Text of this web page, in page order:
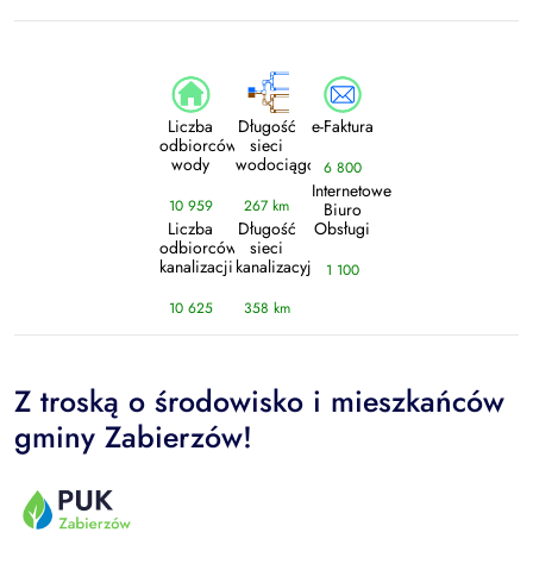
Liczba
odbiorców
wody
10 959
Liczba
odbiorców
kanalizacji
10 625
Długość
sieci
wodociągowej
267 km
Długość
sieci
kanalizacyjnej
358 km
e-Faktura
6 800
Internetowe
Biuro
Obsługi
1 100
Z troską o środowisko i mieszkańców
gminy Zabierzów!